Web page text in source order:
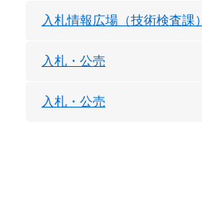
入札情報広場（技術検査課）
入札・公売
入札・公売